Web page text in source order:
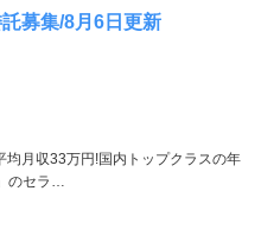
募集/8月6日更新
均月収33万円!国内トップクラスの年
のセラ…